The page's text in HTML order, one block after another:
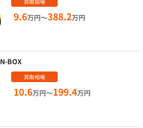
9.6万円～388.2万円
N-BOX
買取相場
10.6万円～199.4万円